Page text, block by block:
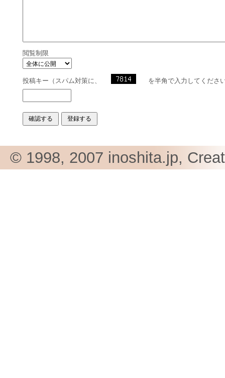
閲覧制限
投稿キー（スパム対策に、 を半角で入力してくださ
© 1998, 2007 inoshita.jp,